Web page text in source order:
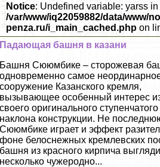
Notice: Undefined variable: yarss in
/var/www/iq22059882/data/www/
penza.ru/i_main_cached.php on
Падающая башня в казани
Башня Сююмбике – сторожевая
одновременно самое
сооружение Казанского кремля,
вызывающее особенный интерес
своего оригинального
наклона конструкции. Не
Сююмбике играет и эффект
фоне белоснежных кремлевских
башня из красного кирпича
несколько чужеродно...